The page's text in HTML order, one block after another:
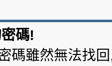
碼!
碼雖然無法找